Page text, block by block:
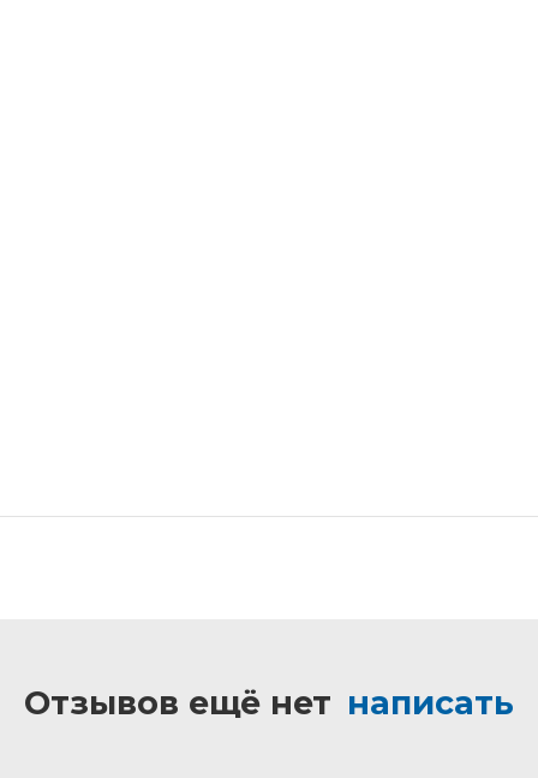
Отзывов ещё нет написать